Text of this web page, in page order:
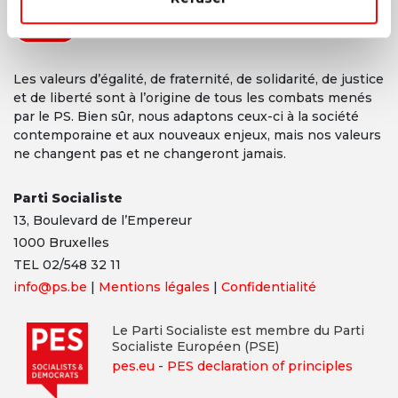
Les valeurs d’égalité, de fraternité, de solidarité, de justice
et de liberté sont à l’origine de tous les combats menés
par le PS. Bien sûr, nous adaptons ceux-ci à la société
contemporaine et aux nouveaux enjeux, mais nos valeurs
ne changent pas et ne changeront jamais.
Parti Socialiste
13, Boulevard de l’Empereur
1000 Bruxelles
TEL 02/548 32 11
info@ps.be
Mentions légales Confidentialité
Le Parti Socialiste est membre du Parti
Socialiste Européen (PSE)
pes.eu - PES declaration of principles